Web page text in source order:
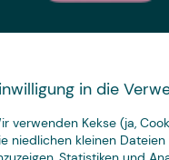
in die
verwenden Kekse (ja,
niedlichen kleinen